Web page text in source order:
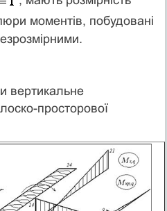
моментів, побудовані
вертикальне
просторової